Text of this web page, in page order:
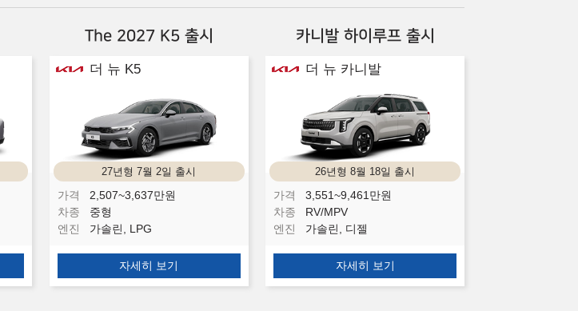
The 2027 K5 출시
더 뉴 K5
27년형 7월 2일 출시
가격 2,507~3,637만원
차종
중형
엔진
가솔린, LPG
자세히 보기
카니발 하이루프 출시
더 뉴 카니발
26년형 8월 18일 출시
가격 3,551~9,461 만원
차종
RV/MPV
엔진
가솔린, 디젤
자세히 보기